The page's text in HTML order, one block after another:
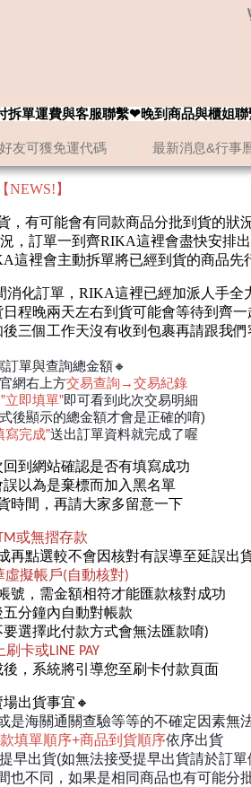
友可獲免運代碼 最新消息&行事
單運費與客服聯繫❤晚到商品與櫃姐